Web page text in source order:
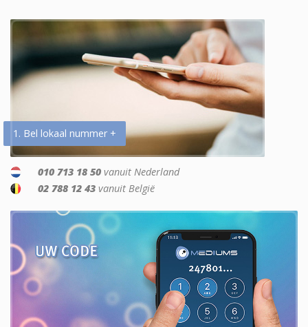
1. Bel lokaal nummer +
010 713 18 50 vanuit Nederland
02 788 12 43 vanuit België